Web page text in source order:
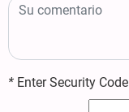
* Enter Security Code